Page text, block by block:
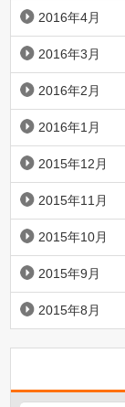
2016年4月
2016年3月
2016年2月
2016年1月
2015年12月
2015年11月
2015年10月
2015年9月
2015年8月